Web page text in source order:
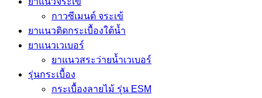
กาวซีเมนต์ จระเข้
ยาแนวติดกระเบื้องใต้น้ำ
ยาแนวเวเบอร์
ยาแนวสระว่ายน้ำเวเบอร์
รุ่นกระเบื้อง
กระเบื้องลายไม้ รุ่น ESM